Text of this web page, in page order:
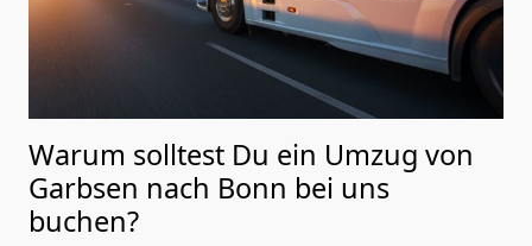
Warum solltest Du ein Umzug von
Garbsen nach Bonn bei uns
buchen?